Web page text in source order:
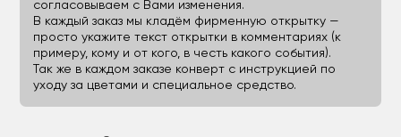
согласовываем с Вами изменения.
В каждый заказ мы кладём фирменную открытку —
просто укажите текст открытки в комментариях (к
примеру, кому и от кого, в честь какого события).
Так же в каждом заказе конверт с инструкцией по
уходу за цветами и специальное средство.